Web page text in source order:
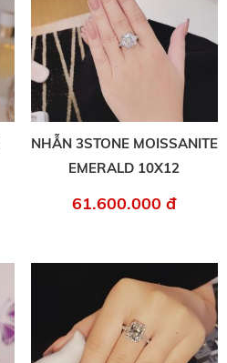
NHẪN 3STONE MOISSANITE
EMERALD 10X12
61.600.000 đ